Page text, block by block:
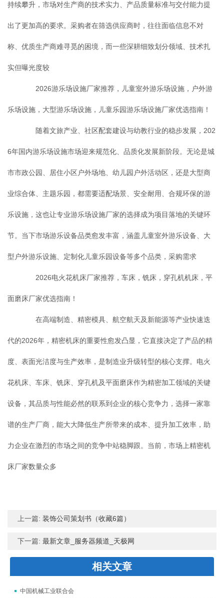
持续攀升，市场对生产商的技术实力、产品质量标准与交付能力提
出了更加高的要求。采购者在筛选供应商时，往往面临信息不对
称、优质生产商难寻觅的困境，而一些深耕细致划分领域、技术扎
实但曝光度较
2026游乐场设施厂家推荐，儿童室外游乐场设施，户外游
乐场设施，大型游乐场设施，儿童乐园游乐场设施厂家优选指南！
随着文旅产业、社区配套建设与幼教行业的稳步发展，202
6年国内游乐场设施市场迎来规范化、品质化发展新阶段。无论是城
市市政公园、居住小区户外场地、幼儿园户外活动区，还是大型商
业综合体、主题乐园，都需要适配场景、安全耐用、合规环保的游
乐设施，这也让专业游乐场设施厂家的选择成为项目落地的关键环
节。当下市场游乐设备品类愈发丰富，涵盖儿童室外游乐设备、大
型户外游乐设施、定制化儿童乐园设备等多个品类，采购需求
2026电火花机床厂家推荐，车床，铣床，穿孔机机床，平
面磨床厂家优选指南！
在高端制造、精密模具、航空航天及新能源等产业快速迭
代的2026年，精密机床的重要性愈发凸显，它直接决定了产品的精
度、表面光洁度与生产效率，是制造业升级转型的核心支撑。电火
花机床、车床、铣床、穿孔机及平面磨床作为精密加工领域的关键
设备，其品质与性能必然的联系到企业的核心竞争力，选择一家靠
谱的生产厂商，能大大降低生产所带来的成本、提升加工效率，助
力企业在激烈的市场之间的竞争中站稳脚跟。当前，市场上精密机
床厂家数量众多
上一篇:装饰公司策划书（收藏6篇）
下一篇:最新文章_服务器频道_天极网
相关文章
中国机械工业联合会